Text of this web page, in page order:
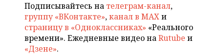
Подписывайтесь на телеграм-канал,
группу «ВКонтакте»,канал в MAXи
страницу в «Одноклассниках» «Реального
времени». Ежедневные видео наRutube и
«Дзене».